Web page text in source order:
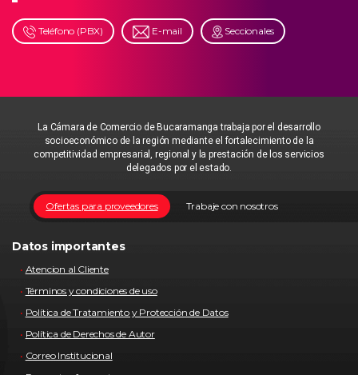
Teléfono (PBX) E-mail Seccionales
La Cámara de Comercio de Bucaramanga trabaja por el desarrollo
socioeconómico de la región mediante el fortalecimiento de la
competitividad empresarial, regional y la prestación de los servicios
delegados por el estado.
Trabaje con nosotros
Ofertas para proveedores
Datos importantes
Atencion al Cliente
Términos y condiciones de uso
Política de Tratamiento y Protección de Datos
Política de Derechos de Autor
Correo Institucional